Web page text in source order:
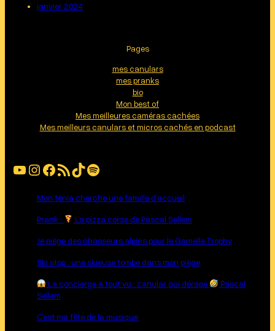
janvier 2024
Pages
mes canulars
mes pranks
bio
Mon best of
Mes meilleures caméras cachées
Mes meilleurs canulars et micros cachés en podcast
YouTube Instagram Facebook Flux RSS TikTok Spotify
Mon ténia cherche une famille d’accueil
Prank : La pizza corse de Pascal Sellem
Je piège des chasseurs alpins pour le Gamelle Trophy
Ski stop : une skieuse tombe dans mon piège
La concierge a tout vu : canular qui dérape
Pascal
Sellem
C’est ma fête de la musique